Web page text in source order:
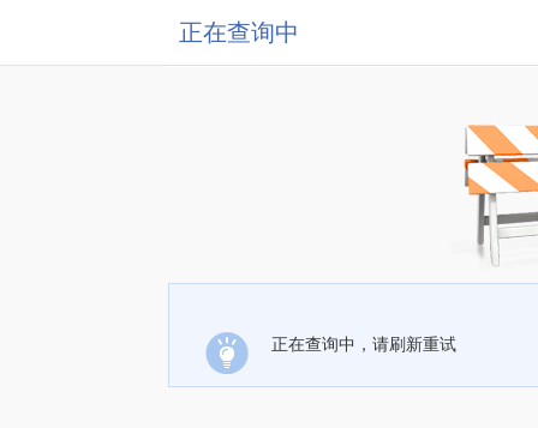
正在查询中
正在查询中，请刷新重试